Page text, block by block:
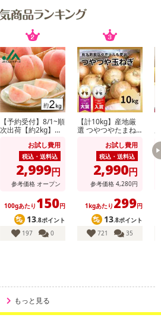
【予約受付】8/1~順
次出荷【約2kg】山
玉数おまかせ)※ご家
お試し費用
税込・送料込
2,999円
参考価格 オープン
100gあたり 150円
13.8ポイント
197
0
【計10kg】産地厳
選 つやつやたまね
お試し費用
税込・送料込
2,990円
参考価格 4,280円
1kgあたり 299円
13.8ポイント
721
35
もっと見る